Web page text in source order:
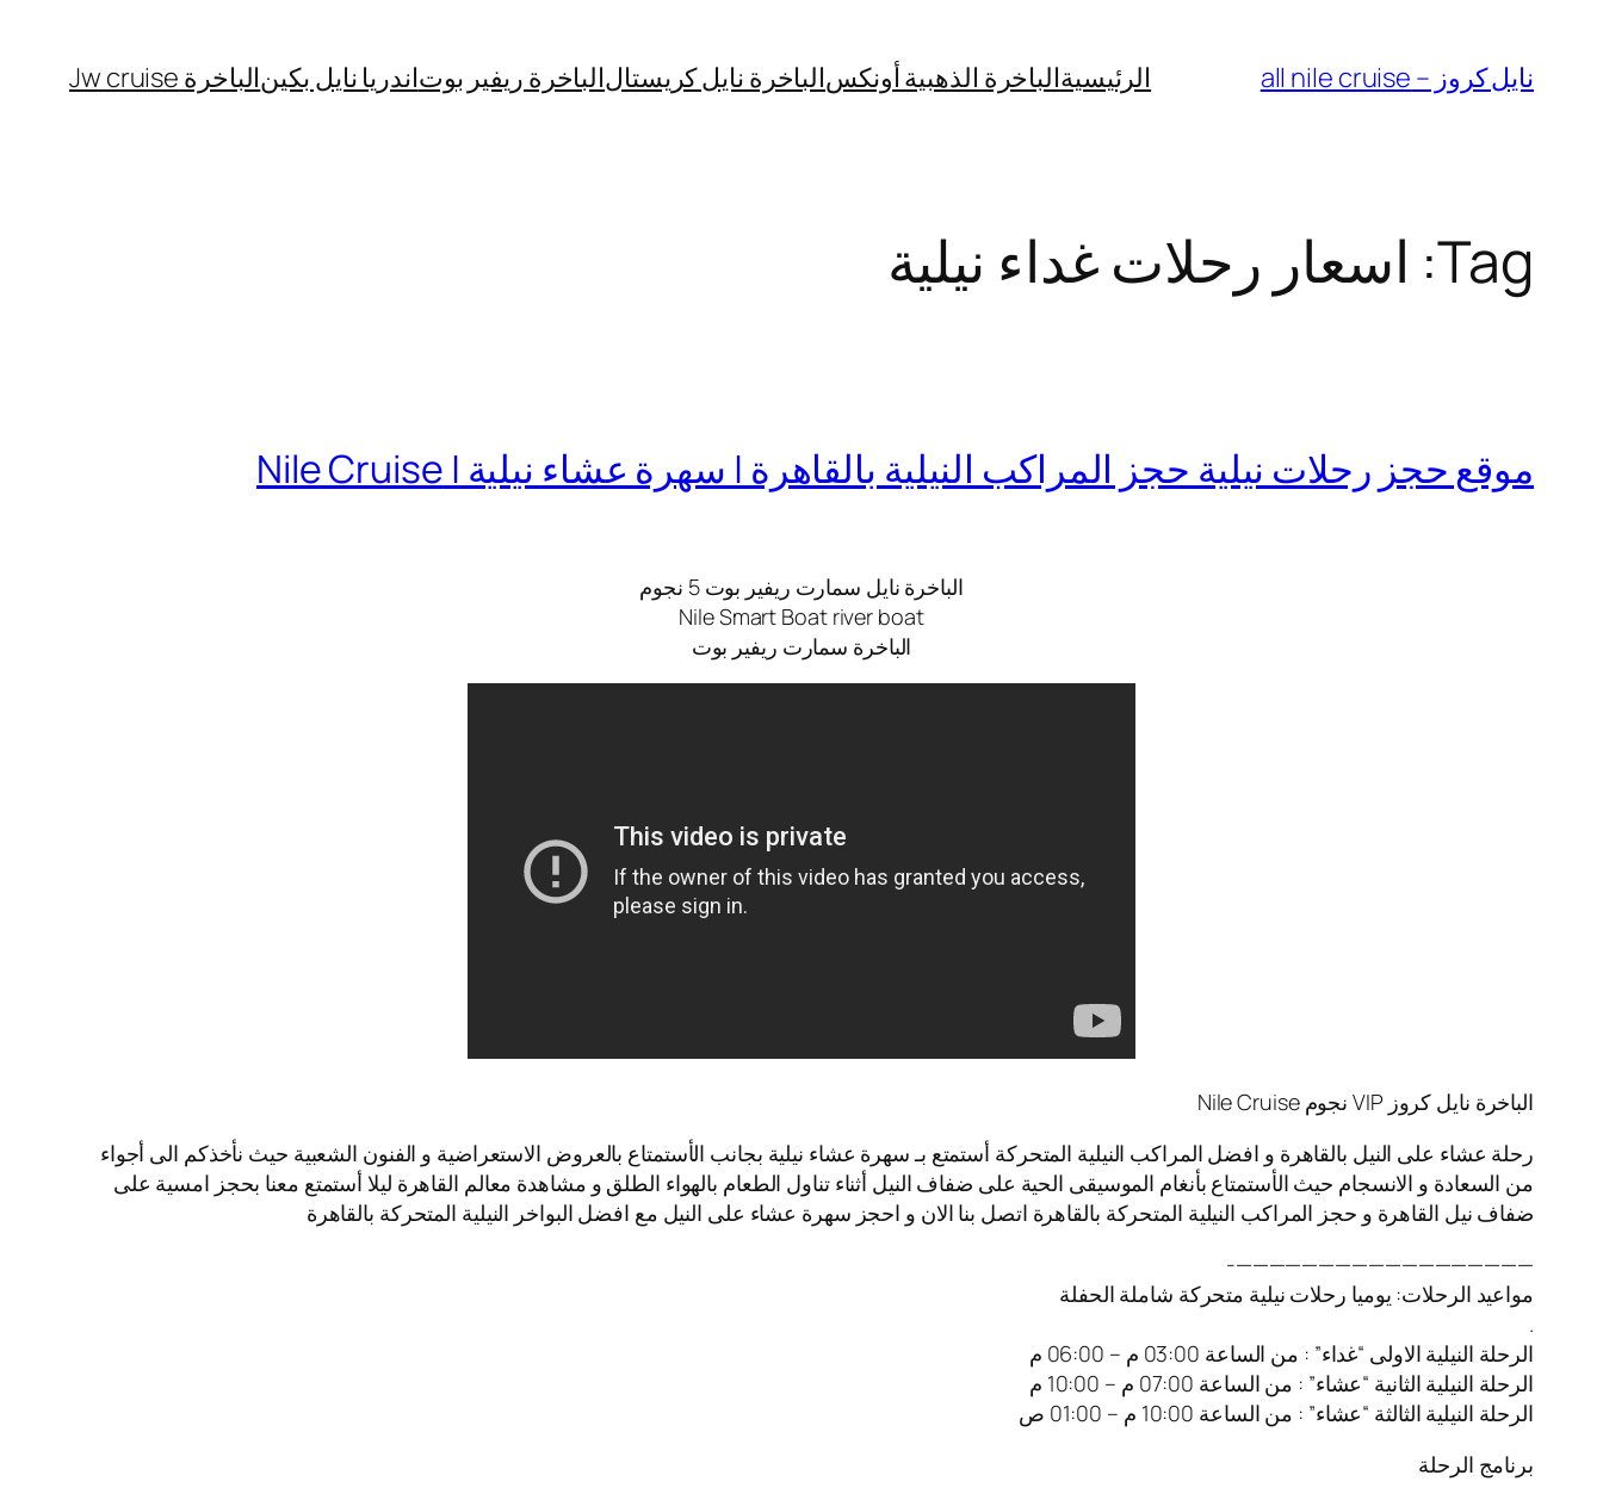
content
نايل كروز – all nile cruise الرئيسيةالباخرة الذهبية أونكسالباخرة نايل كريستالالباخرة ريفير بوتاندريا نايل بكينالباخرة Jw cruise
Tag: اسعار رحلات غداء نيلية
موقع حجز رحلات نيلية حجز المراكب النيلية بالقاهرة | سهرة عشاء نيلية | Nile Cruise
الباخرة نايل سمارت ريفير بوت 5 نجوم
Nile Smart Boat river boat
الباخرة سمارت ريفير بوت
الباخرة نايل كروز VIP نجوم Nile Cruise
رحلة عشاء على النيل بالقاهرة و افضل المراكب النيلية المتحركة أستمتع بـ سهرة عشاء نيلية بجانب الأستمتاع بالعروض الاستعراضية و الفنون الشعبية حيث نأخذكم الى أجواء
من السعادة و الانسجام حيث الأستمتاع بأنغام الموسيقى الحية على ضفاف النيل أثناء تناول الطعام بالهواء الطلق و مشاهدة معالم القاهرة ليلا أستمتع معنا بحجز امسية على
ضفاف نيل القاهرة و حجز المراكب النيلية المتحركة بالقاهرة اتصل بنا الان و احجز سهرة عشاء على النيل مع افضل البواخر النيلية المتحركة بالقاهرة
——————————————————-
مواعيد الرحلات: يوميا رحلات نيلية متحركة شاملة الحفلة
.
الرحلة النيلية الاولى “غداء” : من الساعة 03:00 م – 06:00 م
الرحلة النيلية الثانية “عشاء” : من الساعة 07:00 م – 10:00 م
الرحلة النيلية الثالثة “عشاء” : من الساعة 10:00 م – 01:00 ص
برنامج الرحلة